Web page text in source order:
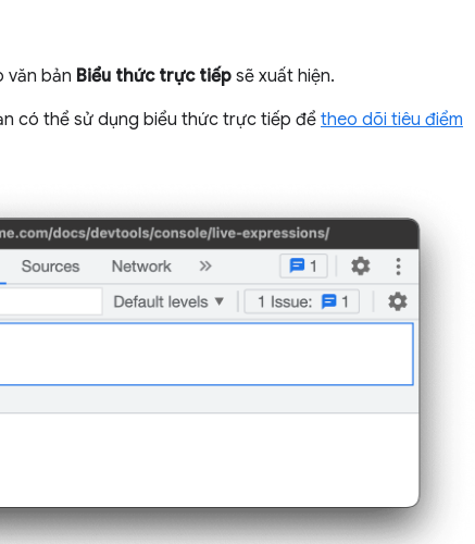
văn bản Biểu thức trực tiếp sẽ xuất hiện.
có thể sử dụng biểu thức trực tiếp đểtheo dõi tiêu điểm